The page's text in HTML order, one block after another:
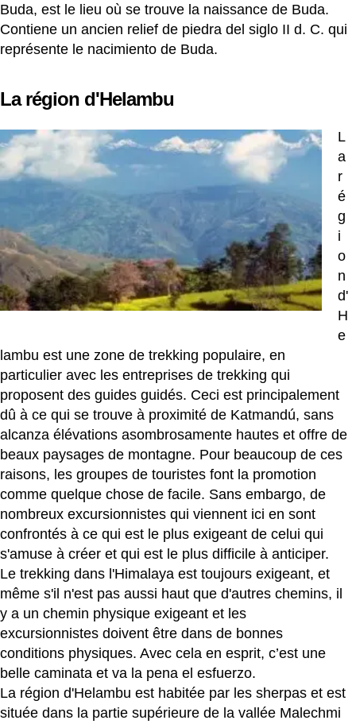
Buda, est le lieu où se trouve la naissance de Buda.
Contiene un ancien relief de piedra del siglo II d. C. qui
représente le nacimiento de Buda.
La région d'Helambu
L
a
r
é
g
i
o
n
d'
H
e
lambu est une zone de trekking populaire, en
particulier avec les entreprises de trekking qui
proposent des guides guidés. Ceci est principalement
dû à ce qui se trouve à proximité de Katmandú, sans
alcanza élévations asombrosamente hautes et offre de
beaux paysages de montagne. Pour beaucoup de ces
raisons, les groupes de touristes font la promotion
comme quelque chose de facile. Sans embargo, de
nombreux excursionnistes qui viennent ici en sont
confrontés à ce qui est le plus exigeant de celui qui
s'amuse à créer et qui est le plus difficile à anticiper.
Le trekking dans l'Himalaya est toujours exigeant, et
même s'il n'est pas aussi haut que d'autres chemins, il
y a un chemin physique exigeant et les
excursionnistes doivent être dans de bonnes
conditions physiques. Avec cela en esprit, c’est une
belle caminata et va la pena el esfuerzo.
La région d'Helambu est habitée par les sherpas et est
située dans la partie supérieure de la vallée Malechmi